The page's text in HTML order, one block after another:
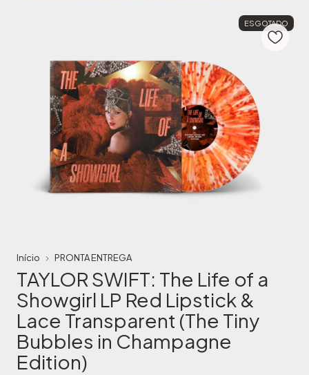
ESGOTADO
Início PRONTA ENTREGA
TAYLOR SWIFT: The Life of a
Showgirl LP Red Lipstick &
Lace Transparent (The Tiny
Bubbles in Champagne
Edition)